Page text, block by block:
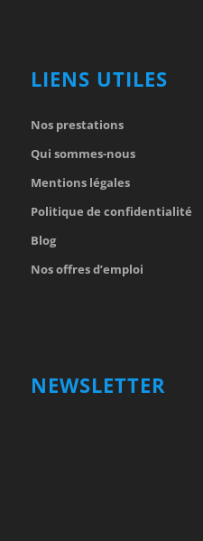
LIENS UTILES
Nos prestations
Qui sommes-nous
Mentions légales
Politique de confidentialité
Blog
Nos offres d’emploi
NEWSLETTER